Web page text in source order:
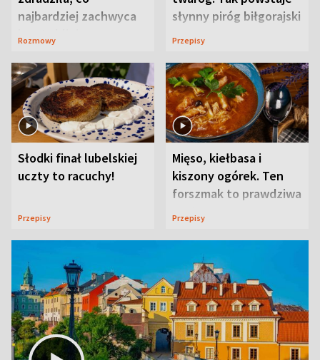
najbardziej zachwyca
ją w Lublinie
Rozmowy
słynny piróg biłgorajski
Przepisy
Słodki finał lubelskiej
uczty to racuchy!
Przepisy
Mięso, kiełbasa i
kiszony ogórek. Ten
forszmak to prawdziwa
uczta
Przepisy